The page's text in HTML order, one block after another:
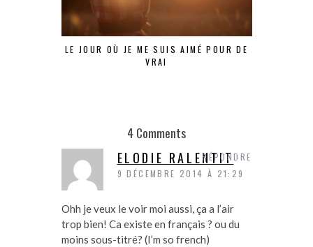
LE JOUR OÙ JE ME SUIS AIMÉ POUR DE
VRAI
4 Comments
ELODIE RALENTIT
9 DÉCEMBRE 2014 À 21:29
Ohh je veux le voir moi aussi, ça a l’air
trop bien! Ca existe en français ? ou du
moins sous-titré? (I’m so french)
RÉPONDRE